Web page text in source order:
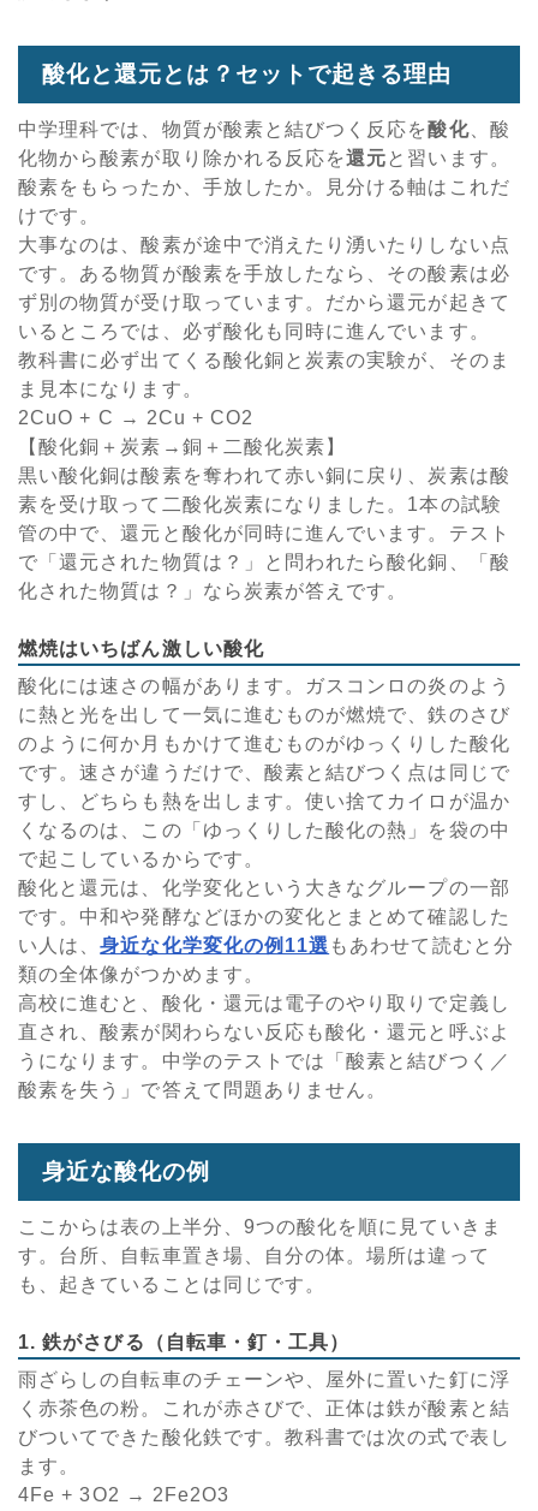
酸化と還元とは？セットで起きる理由
中学理科では、物質が酸素と結びつく反応を酸化、酸
化物から酸素が取り除かれる反応を還元 と習います。
酸素をもらったか、手放したか。見分ける軸はこれだ
けです。
大事なのは、酸素が途中で消えたり湧いたりしない点
です。ある物質が酸素を手放したなら、その酸素は必
ず別の物質が受け取っています。だから還元が起きて
いるところでは、必ず酸化も同時に進んでいます。
教科書に必ず出てくる酸化銅と炭素の実験が、そのま
ま見本になります。
2CuO + C → 2Cu + CO2
【酸化銅＋炭素→銅＋二酸化炭素】
黒い酸化銅は酸素を奪われて赤い銅に戻り、炭素は酸
素を受け取って二酸化炭素になりました。1本の試験
管の中で、還元と酸化が同時に進んでいます。テスト
で「還元された物質は？」と問われたら酸化銅、「酸
化された物質は？」なら炭素が答えです。
燃焼はいちばん激しい酸化
酸化には速さの幅があります。ガスコンロの炎のよう
に熱と光を出して一気に進むものが燃焼で、鉄のさび
のように何か月もかけて進むものがゆっくりした酸化
です。速さが違うだけで、酸素と結びつく点は同じで
すし、どちらも熱を出します。使い捨てカイロが温か
くなるのは、この「ゆっくりした酸化の熱」を袋の中
で起こしているからです。
酸化と還元は、化学変化という大きなグループの一部
です。中和や発酵などほかの変化とまとめて確認した
い人は、身近な化学変化の例11選 もあわせて読むと分
類の全体像がつかめます。
高校に進むと、酸化・還元は電子のやり取りで定義し
直され、酸素が関わらない反応も酸化・還元と呼ぶよ
うになります。中学のテストでは「酸素と結びつく／
酸素を失う」で答えて問題ありません。
身近な酸化の例
ここからは表の上半分、9つの酸化を順に見ていきま
す。台所、自転車置き場、自分の体。場所は違って
も、起きていることは同じです。
1. 鉄がさびる（自転車・釘・工具）
雨ざらしの自転車のチェーンや、屋外に置いた釘に浮
く赤茶色の粉。これが赤さびで、正体は鉄が酸素と結
びついてできた酸化鉄です。教科書では次の式で表し
ます。
4Fe + 3O2 → 2Fe2O3